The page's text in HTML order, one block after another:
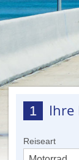
1 Ihre
Reiseart